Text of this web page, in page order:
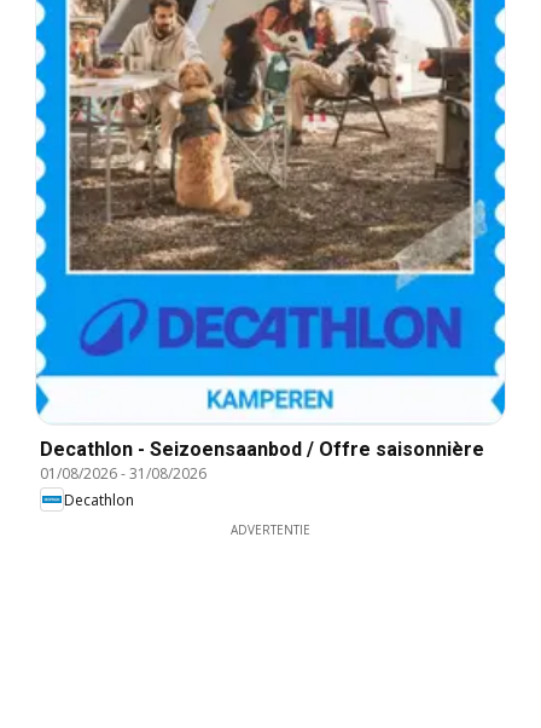
Decathlon - Seizoensaanbod / Offre saisonnière
01/08/2026-31/08/2026
Decathlon
ADVERTENTIE